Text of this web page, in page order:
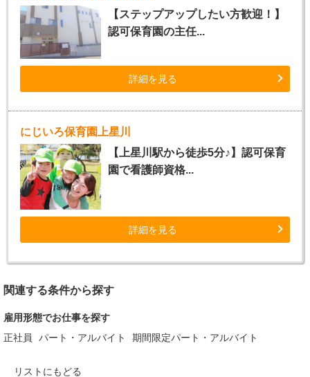
【ステップアップしたい方歓迎！】
認可保育園の主任...
詳細を見る
にじいろ保育園上星川
【上星川駅から徒歩5分♪】認可保育
園で看護師資格...
詳細を見る
関連する条件から探す
雇用形態でお仕事を探す
正社員
パート・アルバイト 期間限定パート・アルバイト
リストにもどる